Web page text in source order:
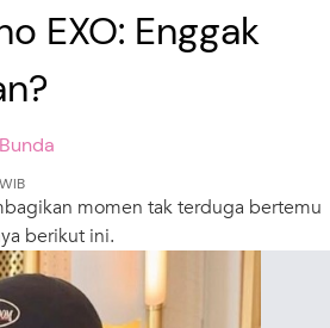
EXO: Enggak
momen tak terduga bertemu
berikut ini.